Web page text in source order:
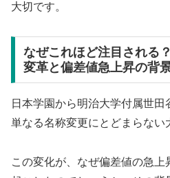
大切です。
なぜこれほど注目される
変革と偏差値急上昇の背
日本学園から明治大学付属世田
単なる名称変更にとどまらない
この変化が、なぜ偏差値の急上